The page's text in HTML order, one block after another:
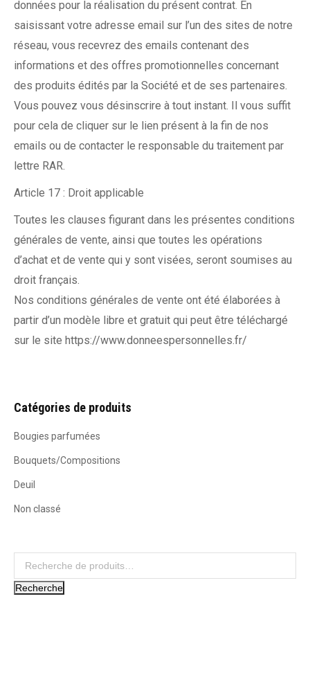
données pour la réalisation du présent contrat. En
saisissant votre adresse email sur l’un des sites de notre
réseau, vous recevrez des emails contenant des
informations et des offres promotionnelles concernant
des produits édités par la Société et de ses partenaires.
Vous pouvez vous désinscrire à tout instant. Il vous suffit
pour cela de cliquer sur le lien présent à la fin de nos
emails ou de contacter le responsable du traitement par
lettre RAR.
Article 17 : Droit applicable
Toutes les clauses figurant dans les présentes conditions
générales de vente, ainsi que toutes les opérations
d’achat et de vente qui y sont visées, seront soumises au
droit français.
Nos conditions générales de vente ont été élaborées à
partir d’un modèle libre et gratuit qui peut être téléchargé
sur le site https://www.donneespersonnelles.fr/
Catégories de produits
Bougies parfumées
Bouquets/Compositions
Deuil
Non classé
Recherche